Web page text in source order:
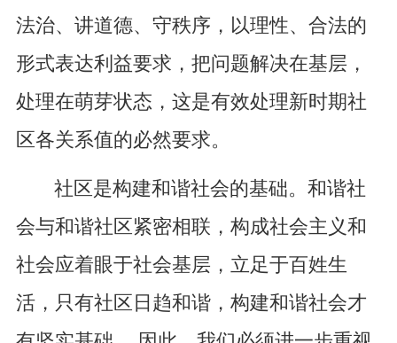
法治、讲道德、守秩序，以理性、合法的
形式表达利益要求，把问题解决在基层，
处理在萌芽状态，这是有效处理新时期社
区各关系值的必然要求。
社区是构建和谐社会的基础。和谐社
会与和谐社区紧密相联，构成社会主义和
社会应着眼于社会基层，立足于百姓生
活，只有社区日趋和谐，构建和谐社会才